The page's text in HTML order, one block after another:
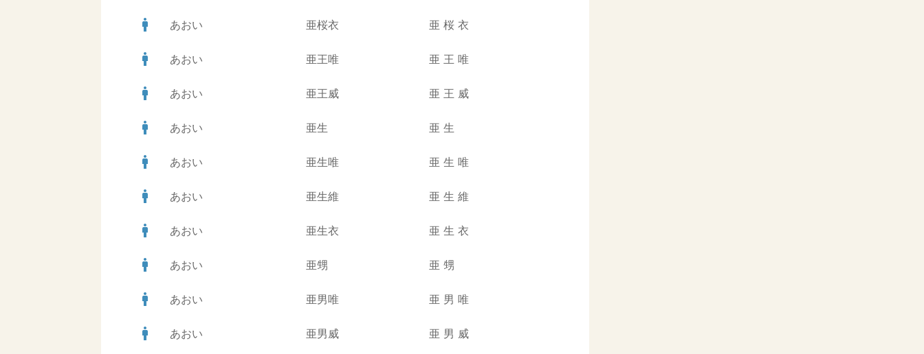
man あおい 亜桜衣 亜 桜 衣
man あおい 亜王唯 亜 王 唯
man あおい 亜王威 亜 王 威
man あおい 亜生 亜 生
man あおい 亜生唯 亜 生 唯
man あおい 亜生維 亜 生 維
man あおい 亜生衣 亜 生 衣
man あおい 亜甥 亜 甥
man あおい 亜男唯 亜 男 唯
man あおい 亜男威 亜 男 威